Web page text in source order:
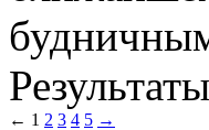
← 1 2 3 4 5 →